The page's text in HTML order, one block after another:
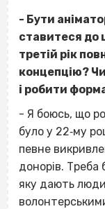
- Бути
ставитеся до
третій рік
концепцію?
і робити
- Я боюсь, що
було у 22‐му
певне
донорів. Треба
яку дають